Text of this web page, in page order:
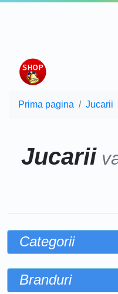
Prima pagina Jucarii
Jucarii
Categorii
Branduri